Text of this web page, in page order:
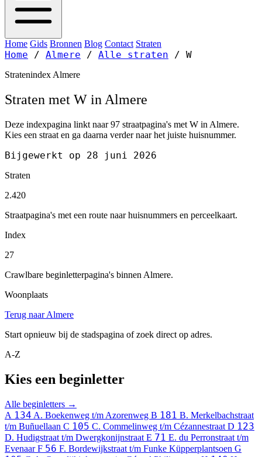
Home Gids Bronnen Blog Contact Straten
Home / Almere / Alle straten / W
Stratenindex Almere
Straten met W in Almere
Deze indexpagina linkt naar 97 straatpagina's met W in Almere.
Kies een straat en ga daarna verder naar het juiste huisnummer.
Bijgewerkt op 28 juni 2026
Straten
2.420
Straatpagina's met een route naar huisnummers en perceelkaart.
Index
27
Crawlbare beginletterpagina's binnen Almere.
Woonplaats
Terug naar Almere
Start opnieuw bij de stadspagina of zoek direct op adres.
A-Z
Kies een beginletter
Alle beginletters →
A 134 A. Boekenweg t/m Azorenweg B 181 B. Merkelbachstraat
t/m Buñuellaan C 105 C. Commelinweg t/m Cézannestraat D 123
D. Hudigstraat t/m Dwergkonijnstraat E 71 E. du Perronstraat t/m
EvenaarF 56 F. Bordewijkstraat t/m Funke Küpperplantsoen G